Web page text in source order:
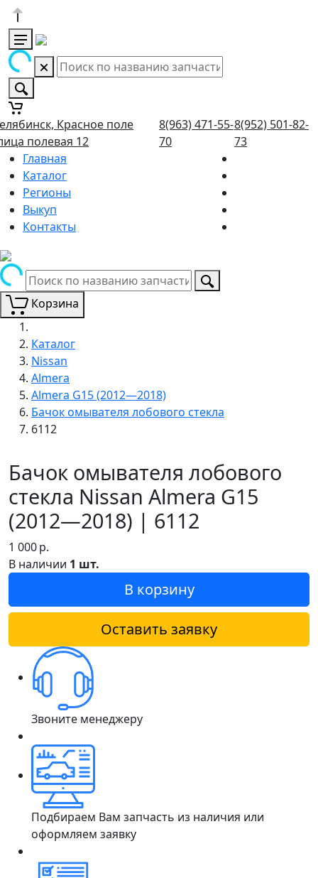
Красное поле
полевая 12
8(963) 471-55-
70
8(952) 501-82-
73
Главная
Каталог
Регионы
Выкуп
Контакты
Корзина
Каталог
Nissan
Almera
Almera G15 (2012—2018)
Бачок омывателя лобового стекла
6112
Бачок омывателя лобового
стекла Nissan Almera G15
(2012—2018) | 6112
1 000р.
В наличии 1 шт.
В корзину
Оставить заявку
Звоните менеджеру
Подбираем Вам запчасть из наличия или
оформляем заявку